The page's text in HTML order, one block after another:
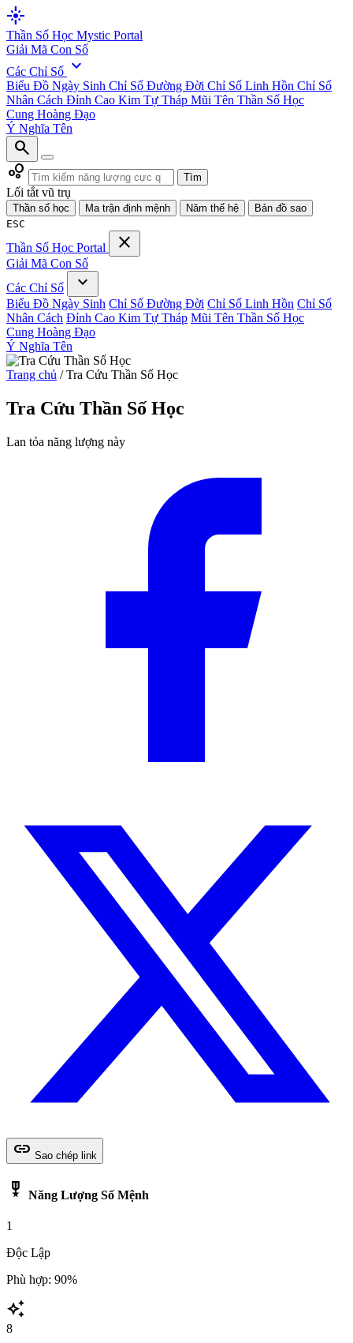
flare
Thần Số Học Mystic Portal
Giải Mã Con Số
Các Chỉ Số expand_more
Biểu Đồ Ngày Sinh Chỉ Số Đường Đời Chỉ Số Linh Hồn Chỉ Số
Nhân Cách Đỉnh Cao Kim Tự Tháp Mũi Tên Thần Số Học
Cung Hoàng Đạo
Ý Nghĩa Tên
search
bubble_chart
Tìm
Lối tắt vũ trụ
Thần số học Ma trận định mệnh Năm thế hệ
Bản đồ sao
ESC
Thần Số Học Portal close
Giải Mã Con Số
Các Chỉ Số
expand_more
Biểu Đồ Ngày Sinh Chỉ Số Đường Đời Chỉ Số Linh Hồn Chỉ Số
Nhân Cách Đỉnh Cao Kim Tự Tháp Mũi Tên Thần Số Học
Cung Hoàng Đạo
Ý Nghĩa Tên
Trang chủ / Tra Cứu Thần Số Học
Tra Cứu Thần Số Học
Lan tỏa năng lượng này
link Sao chép link
military_tech Năng Lượng Số Mệnh
1
Độc Lập
Phù hợp: 90%
auto_awesome
8